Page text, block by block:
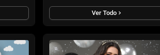
Ver Todo